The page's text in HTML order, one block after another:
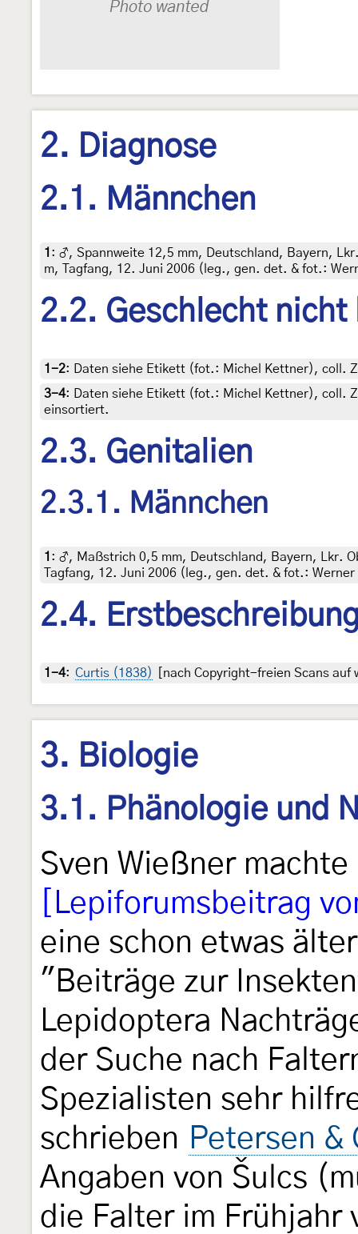
2. Diagnose
2.1. Männchen
1 : ♂, Spannweite 12,5 mm, Deutschland, Bayern,
m, Tagfang, 12. Juni 2006 (leg., gen. det. & fot.:
2.2. Geschlecht nicht
1-2:
Daten siehe Etikett (fot.: Michel Kettner), coll.
3-4:
Daten siehe Etikett (fot.: Michel Kettner), coll.
einsortiert.
2.3. Genitalien
2.3.1. Männchen
1 : ♂, Maßstrich 0,5 mm, Deutschland, Bayern, Lkr.
Tagfang, 12. Juni 2006 (leg., gen. det. & fot.: Werner
2.4.
1-4: Curtis (1838) [nach Copyright-freien Scans
3. Biologie
3.1. Phänologie und
Sven Wießner machte
[Lepiforumsbeitrag
eine schon etwas
"Beiträge zur
Lepidoptera
der Suche nach
Spezialisten sehr
schrieben Petersen
Angaben von Šulcs
die Falter im Frühjahr